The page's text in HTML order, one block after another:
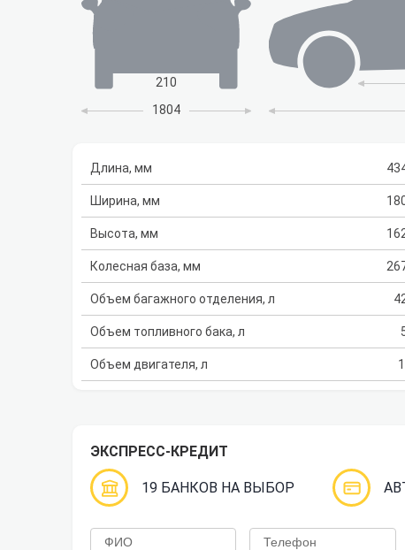
210
1804
Длина, мм
Ширина, мм
Высота, мм
Колесная база, мм
Объем багажного отделения, л
Объем топливного бака, л
Объем двигателя, л
ЭКСПРЕСС-КРЕДИТ
19 БАНКОВ НА ВЫБОР